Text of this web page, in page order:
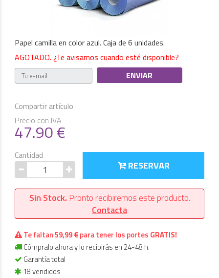
Papel camilla en color azul. Caja de 6 unidades.
AGOTADO. ¿Te avisamos cuando esté disponible?
Compartir artículo
Precio con IVA
47.90€
Cantidad
RESERVAR
Sin Stock. Pronto recibiremos este producto.
Contacta
Te faltan59,99 €para tener los portes GRATIS!
Cómpralo ahora y lo recibirás en 24-48 h.
Garantía total
18 vendidos